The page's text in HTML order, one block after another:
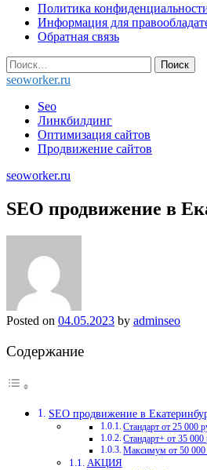
Skip
content
Политика
Информация для
Обратная связь
Найти:
seoworker.ru
Seo
Линкбилдинг
Оптимизация сайтов
Продвижение сайтов
seoworker.ru
SEO продвижение в
Posted on 04.05.2023 by adminseo
Содержание
SEO продвижение в
Стандарт от 25 000
Стандарт+ от 35 000
Максимум от 50 000
АКЦИЯ